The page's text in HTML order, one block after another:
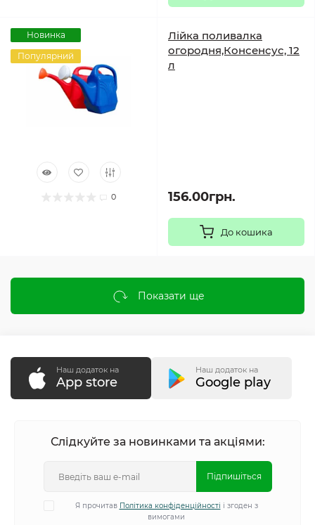
Новинка
Популярний
0
Лійка поливалка
огородня,Консенсус, 12
л
156.00грн.
До кошика
Показати ще
Наш додаток на
App store
Наш додаток на
Google play
Слідкуйте за новинками та акціями:
Підпишіться
Я прочитав Політика конфіденційності і згоден з
вимогами